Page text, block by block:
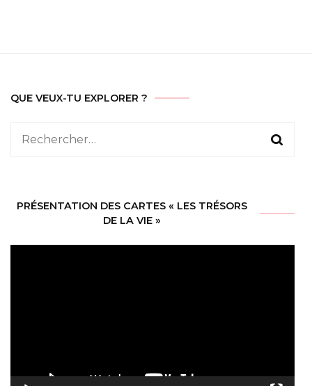
QUE VEUX-TU EXPLORER ?
Rechercher :
PRÉSENTATION DES CARTES « LES TRÉSORS
DE LA VIE »